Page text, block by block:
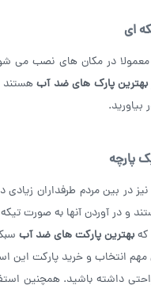
ای
در مکان های نصب می
بهترین پارک های ضد آب هستند
بیاورید.
پارچه
در بین مردم طرفداران
و در آوردن آنها به صورت
بهترین پارکت های ضد آب
انتخاب و خرید پارکت این
داشته باشید. همچنین